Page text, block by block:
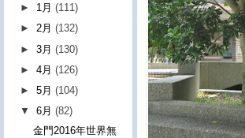
► 1月(111)
►2月(132)
►3月(130)
►4月(126)
►5月(104)
▼6月(82)
金門2016年世界無